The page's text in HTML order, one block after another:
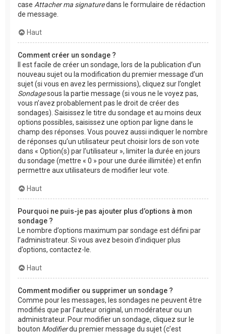
case Attacher ma signaturedans le formulaire de rédaction
de message.
Haut
Comment créer un sondage ?
Il est facile de créer un sondage, lors de la publication d’un
nouveau sujet ou la modification du premier message d’un
sujet (si vous en avez les permissions), cliquez sur l’onglet
Sondagesous la partie message (si vous ne le voyez pas,
vous n’avez probablement pas le droit de créer des
sondages). Saisissez le titre du sondage et au moins deux
options possibles, saisissez une option par ligne dans le
champ des réponses. Vous pouvez aussi indiquer le nombre
de réponses qu’un utilisateur peut choisir lors de son vote
dans « Option(s) par l’utilisateur », limiter la durée en jours
du sondage (mettre « 0 » pour une durée illimitée) et enfin
permettre aux utilisateurs de modifier leur vote.
Haut
Pourquoi ne puis-je pas ajouter plus d’options à mon
sondage ?
Le nombre d’options maximum par sondage est défini par
l’administrateur. Si vous avez besoin d’indiquer plus
d’options, contactez-le.
Haut
Comment modifier ou supprimer un sondage ?
Comme pour les messages, les sondages ne peuvent être
modifiés que par l’auteur original, un modérateur ou un
administrateur. Pour modifier un sondage, cliquez sur le
bouton Modifierdu premier message du sujet (c’est